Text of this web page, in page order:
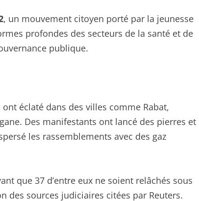
, un mouvement citoyen porté par la jeunesse
profondes des secteurs de la santé et de
publique.
éclaté dans des villes comme Rabat,
Des manifestants ont lancé des pierres et
les rassemblements avec des gaz
que 37 d’entre eux ne soient relâchés sous
des sources judiciaires citées par Reuters.